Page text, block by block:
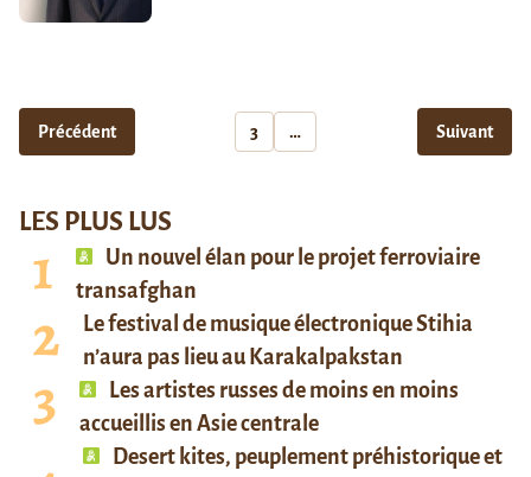
Précédent 3 … Suivant
LES PLUS LUS
Un nouvel élan pour le projet ferroviaire
transafghan
Le festival de musique électronique Stihia
n’aura pas lieu au Karakalpakstan
Les artistes russes de moins en moins
accueillis en Asie centrale
Desert kites, peuplement préhistorique et